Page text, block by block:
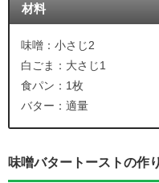
材料
味噌：小さじ2
白ごま：大さじ1
食パン：1枚
バター：適量
味噌バタートーストの作